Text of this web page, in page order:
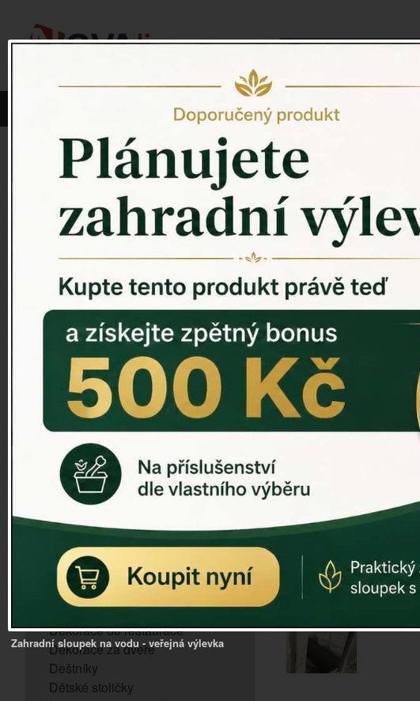
Vyberte si kategorii: NOVINKY
PÍTKO PRO PTÁKY
ZAHRADNÍ SOCHY
ZAHRADNÍ UMYVADLA
PTAČÍ BUDKY
Litinové škrabáky na boty
DEKORACE NA HROB
RETRO KONZOLE
Domovní čísla - litina
DEKORACE NA ZEĎ
ZVONKOHRA
ZVONY A ZVONKY
PTAČÍ KRMÍTKA
SLUNEČNÍ HODINY
Dózy na brambory a zeleninu
VÝPRODEJ - poslední kusy
Andělé, něžné sošky
Aroma lampy
Buddha soška
BUDKY PRO SÝKORKY
Budky pro vrabce
Bytový textil
Dárky pro muže
Dekorace do bytu
Dekorace do restaurace
Dekorace za dveře
Deštníky
Dětské stoličky
Venkovský domov
Zahradní sloupek na vodu - veřejná výlevka